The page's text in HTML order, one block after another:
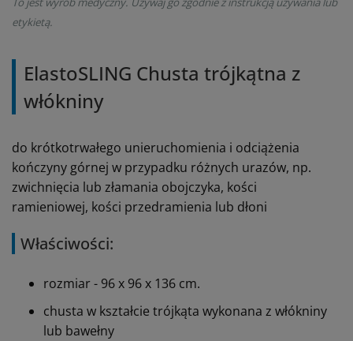
etykietą.
ElastoSLING Chusta trójkątna z
włókniny
do krótkotrwałego unieruchomienia i odciążenia
kończyny górnej w przypadku różnych urazów, np.
zwichnięcia lub złamania obojczyka, kości
ramieniowej, kości przedramienia lub dłoni
Właściwości:
rozmiar - 96 x 96 x 136 cm.
chusta w kształcie trójkąta wykonana z włókniny
lub bawełny